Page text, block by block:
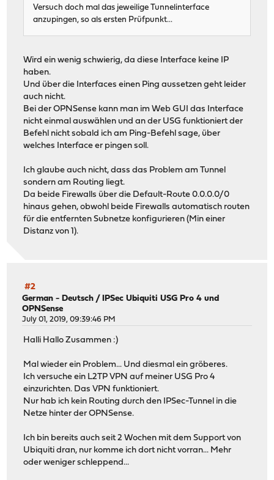
Versuch doch mal das jeweilige Tunnelinterface
anzupingen, so als ersten Prüfpunkt...
Wird ein wenig schwierig, da diese Interface keine IP
haben.
Und über die Interfaces einen Ping aussetzen geht leider
auch nicht.
Bei der OPNSense kann man im Web GUI das Interface
nicht einmal auswählen und an der USG funktioniert der
Befehl nicht sobald ich am Ping-Befehl sage, über
welches Interface er pingen soll.
Ich glaube auch nicht, dass das Problem am Tunnel
sondern am Routing liegt.
Da beide Firewalls über die Default-Route 0.0.0.0/0
hinaus gehen, obwohl beide Firewalls automatisch routen
für die entfernten Subnetze konfigurieren (Min einer
Distanz von 1).
#2
German - Deutsch /
IPSec Ubiquiti USG Pro 4 und
OPNSense
July 01, 2019, 09:39:46 PM
Halli Hallo Zusammen :)
Mal wieder ein Problem... Und diesmal ein gröberes.
Ich versuche ein L2TP VPN auf meiner USG Pro 4
einzurichten. Das VPN funktioniert.
Nur hab ich kein Routing durch den IPSec-Tunnel in die
Netze hinter der OPNSense.
Ich bin bereits auch seit 2 Wochen mit dem Support von
Ubiquiti dran, nur komme ich dort nicht vorran... Mehr
oder weniger schleppend...